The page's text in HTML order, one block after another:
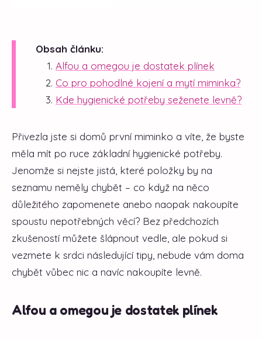
Obsah článku:
Alfou a omegou je dostatek plínek
Co pro pohodlné kojení a mytí miminka?
Kde hygienické potřeby seženete levně?
Přivezla jste si domů první miminko a víte, že byste
měla mít po ruce základní hygienické potřeby.
Jenomže si nejste jistá, které položky by na
seznamu neměly chybět – co když na něco
důležitého zapomenete anebo naopak nakoupíte
spoustu nepotřebných věcí? Bez předchozích
zkušeností můžete šlápnout vedle, ale pokud si
vezmete k srdci následující tipy, nebude vám doma
chybět vůbec nic a navíc nakoupíte levně.
Alfou a omegou je dostatek plínek